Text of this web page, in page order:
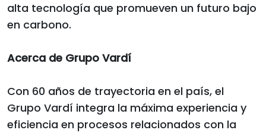
alta tecnología que promueven un futuro bajo
en carbono.
Acerca de Grupo Vardí
Con 60 años de trayectoria en el país, el
Grupo Vardí integra la máxima experiencia y
eficiencia en procesos relacionados con la